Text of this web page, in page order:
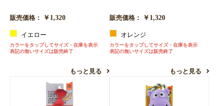
販売価格： ￥1,320
イエロー
カラーをタップしてサイズ・在庫を表示
表記の無いサイズは販売終了
もっと見る
販売価格： ￥1,320
オレンジ
カラーをタップしてサイズ・在庫を表示
表記の無いサイズは販売終了
もっと見る